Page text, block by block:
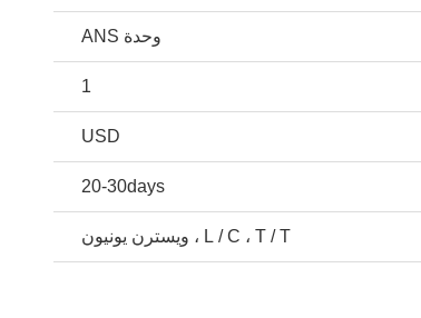
وحدة ANS
1
USD
20-30days
L / C ، T / T ، ويسترن يونيون